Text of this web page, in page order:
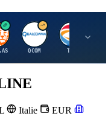
Q
QCOM
T
TTE
Italie
EUR